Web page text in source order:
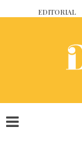
EDITORIAL